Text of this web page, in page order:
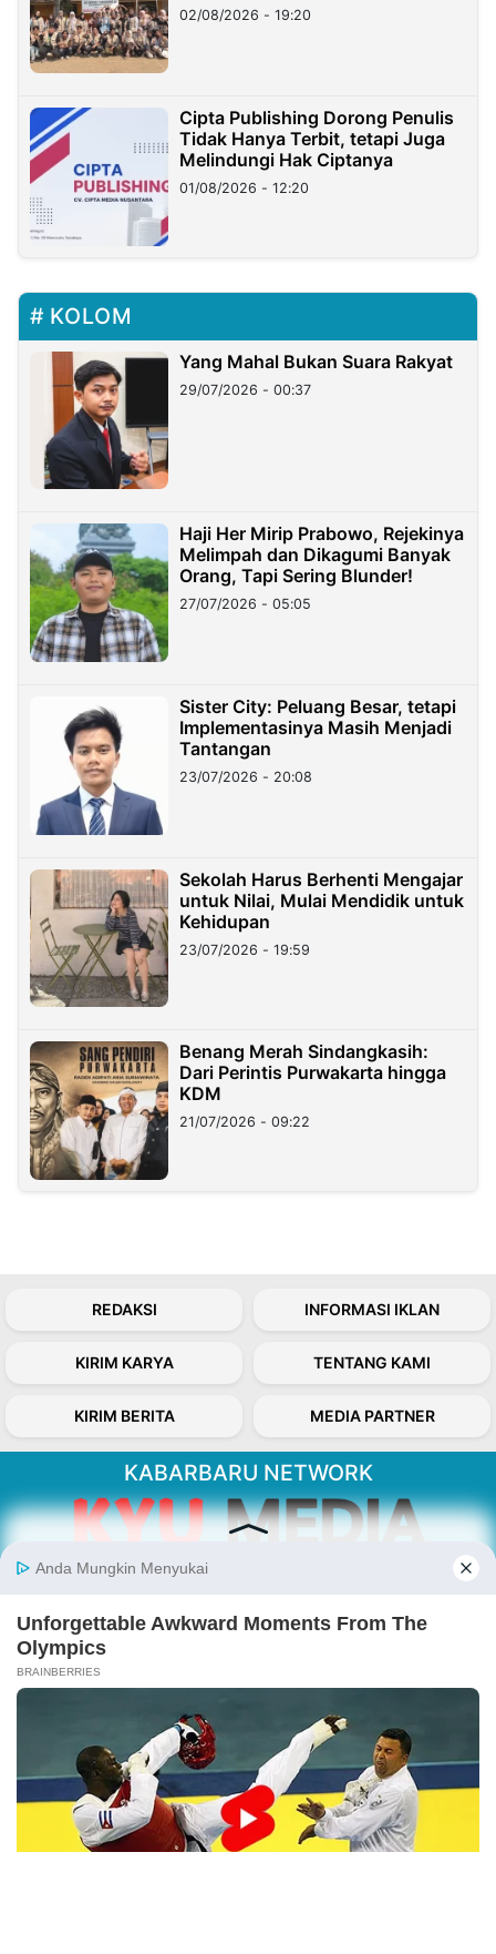
02/08/2026 - 19:20
Cipta Publishing Dorong Penulis
Tidak Hanya Terbit, tetapi Juga
Melindungi Hak Ciptanya
01/08/2026 - 12:20
KOLOM
Yang Mahal Bukan Suara Rakyat
29/07/2026 - 00:37
Haji Her Mirip Prabowo, Rejekinya
Melimpah dan Dikagumi Banyak
Orang, Tapi Sering Blunder!
27/07/2026 - 05:05
Sister City: Peluang Besar, tetapi
Implementasinya Masih Menjadi
Tantangan
23/07/2026 - 20:08
Sekolah Harus Berhenti Mengajar
untuk Nilai, Mulai Mendidik untuk
Kehidupan
23/07/2026 - 19:59
Benang Merah Sindangkasih:
Dari Perintis Purwakarta hingga
KDM
21/07/2026 - 09:22
REDAKSI INFORMASI IKLAN
KIRIM KARYA TENTANG KAMI
KIRIM BERITA MEDIA PARTNER
KABARBARU NETWORK
Follow Kabarbaru